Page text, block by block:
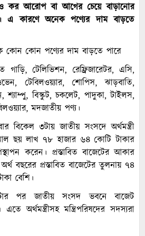
কর আরোপ বা আগের চেয়ে বাড়ানোর
এ কারণে অনেক পণ্যের দাম বাড়তে
কোন কোন পণ্যের দাম বাড়তে পারে
গাড়ি, টেলিভিশন, রেফ্রিজারেটর, এসি,
টেবিলওয়্যার, শোপিস, ঝাড়বাতি,
শ্যাম্পু, বিস্কুট, চকলেট, পাদুকা, টাইলস,
মদজাতীয় পণ্য।
বিকেল ৩টায় জাতীয় সংসদে অর্থমন্ত্রী
ছয় লাখ ৭৮ হাজার ৬৪ কোটি টাকার
করেন। প্রস্তাবিত বাজেটের আকার
বছরের প্রস্তাবিত বাজেটের তুলনায় ৭৪
বেশি।
পর জাতীয় সংসদ ভবনে বাজেট
অর্থমন্ত্রীসহ মন্ত্রিপরিষদের সদস্যরা